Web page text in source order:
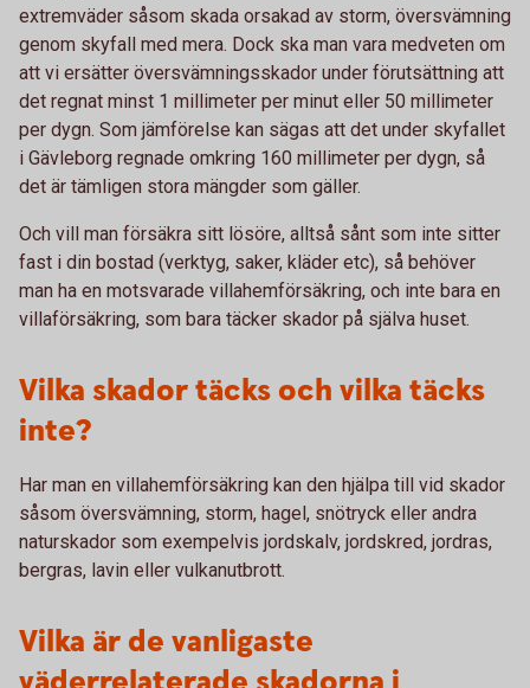
extremväder såsom skada orsakad av storm, översvämning
genom skyfall med mera. Dock ska man vara medveten om
att vi ersätter översvämningsskador under förutsättning att
det regnat minst 1 millimeter per minut eller 50 millimeter
per dygn. Som jämförelse kan sägas att det under skyfallet
i Gävleborg regnade omkring 160 millimeter per dygn, så
det är tämligen stora mängder som gäller.
Och vill man försäkra sitt lösöre, alltså sånt som inte sitter
fast i din bostad (verktyg, saker, kläder etc), så behöver
man ha en motsvarade villahemförsäkring, och inte bara en
villaförsäkring, som bara täcker skador på själva huset.
Vilka skador täcks och vilka täcks
inte?
Har man en villahemförsäkring kan den hjälpa till vid skador
såsom översvämning, storm, hagel, snötryck eller andra
naturskador som exempelvis jordskalv, jordskred, jordras,
bergras, lavin eller vulkanutbrott.
Vilka är de vanligaste